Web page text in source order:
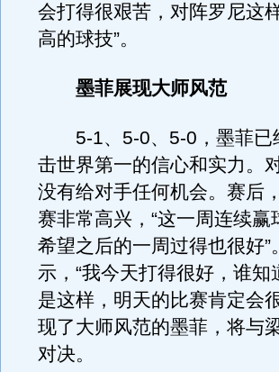
会打得很艰苦，对阵罗尼这
高的球技”。
墨菲展现大师风范
5-1、5-0、5-0，墨菲已
击世界第一的信心和实力。
没有给对手任何机会。赛后
赛非常高兴，“这一周连续
希望之后的一周过得也很好
示，“我今天打得很好，谁
是这样，明天的比赛肯定会
现了大师风范的墨菲，将与
对决。